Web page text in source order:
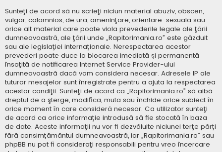
Sunteţi de acord să nu scrieţi niciun material abuziv, obscen,
vulgar, calomnios, de ură, ameninţare, orientare-sexuală sau
orice alt material care poate viola prevederile legale ale ţării
dumneavoastră, ale ţării unde „Rapitorimania.ro” este găzduit
sau ale legislaţiei internaţionale. Nerespectarea acestor
prevederi poate duce la blocarea imediată şi permanentă
însoţită de notificarea Internet Service Provider-ului
dumneavoastră dacă vom considera necesar. Adresele IP ale
tuturor mesajelor sunt înregistrate pentru a ajuta la respectarea
acestor condiţii. Sunteţi de acord ca „Rapitorimania.ro” să aibă
dreptul de a şterge, modifica, muta sau închide orice subiect în
orice moment în care consideră necesar. Ca utilizator sunteţi
de acord ca orice informaţie introdusă să fie stocată în baza
de date. Aceste informaţii nu vor fi dezvăluite niciunei terţe părţi
fără consimţământul dumneavoastră, iar „Rapitorimania.ro” sau
phpBB nu pot fi consideraţi responsabili pentru vreo încercare